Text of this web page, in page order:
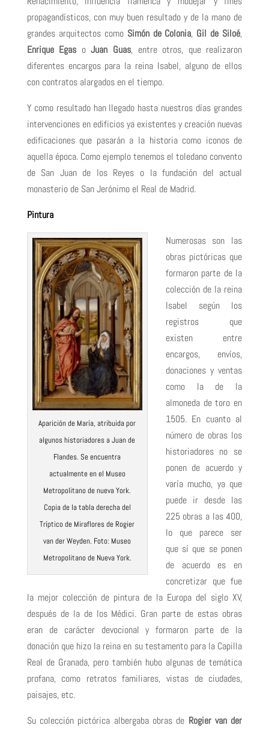
propagandísticos, con muy buen resultado y de la mano de
grandes arquitectos como Simón de Colonia, Gil de Siloé,
Enrique Egas oJuan Guas, entre otros, que realizaron
diferentes encargos para la reina Isabel, alguno de ellos
con contratos alargados en el tiempo.
Y como resultado han llegado hasta nuestros días grandes
intervenciones en edificios ya existentes y creación nuevas
edificaciones que pasarán a la historia como iconos de
aquella época. Como ejemplo tenemos el toledano convento
de San Juan de los Reyes o la fundación del actual
monasterio de San Jerónimo el Real de Madrid.
Pintura
Aparición de María, atribuida por
algunos historiadores a Juan de
Flandes. Se encuentra
actualmente en el Museo
Metropolitano de nueva York.
Copia de la tabla derecha del
Tríptico de Miraflores de Rogier
van der Weyden. Foto: Museo
Metropolitano de Nueva York.
Numerosas son las
obras pictóricas que
formaron parte de la
colección de la reina
Isabel según los
registros que
existen entre
encargos, envíos,
donaciones y ventas
como la de la
almoneda de toro en
1505. En cuanto al
número de obras los
historiadores no se
ponen de acuerdo y
varía mucho, ya que
puede ir desde las
225 obras a las 400,
lo que parece ser
que sí que se ponen
de acuerdo es en
concretizar que fue
la mejor colección de pintura de la Europa del siglo XV,
después de la de los Médici. Gran parte de estas obras
eran de carácter devocional y formaron parte de la
donación que hizo la reina en su testamento para la Capilla
Real de Granada, pero también hubo algunas de temática
profana, como retratos familiares, vistas de ciudades,
paisajes, etc.
Su colección pictórica albergaba obras de Rogier van der